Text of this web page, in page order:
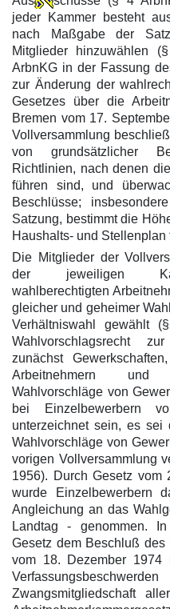
jeder Kammer besteht
nach Maßgabe der
Mitglieder hinzuwählen
ArbnKG in der Fassung
zur Änderung der
Gesetzes über die
Bremen vom 17.
Vollversammlung
von grundsätzlicher
Richtlinien, nach denen
führen sind, und
Beschlüsse;
Satzung, bestimmt die
Haushalts- und Stellenplan
Die Mitglieder der
der jeweiligen
wahlberechtigten
gleicher und geheimer
Verhältniswahl gewählt
Wahlvorschlagsrecht
zunächst
Arbeitnehmern und
Wahlvorschläge von
bei Einzelbewerbern
unterzeichnet sein, es
Wahlvorschläge von
vorigen Vollversammlung
1956). Durch Gesetz
wurde Einzelbewerbern
Angleichung an das
Landtag - genommen.
Gesetz dem Beschluß des
vom 18. Dezember
Zwangsmitgliedschaft